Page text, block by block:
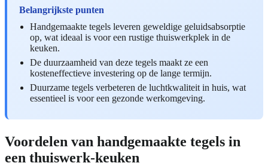
Belangrijkste punten
Handgemaakte tegels leveren geweldige geluidsabsorptie
op, wat ideaal is voor een rustige thuiswerkplek in de
keuken.
De duurzaamheid van deze tegels maakt ze een
kosteneffectieve investering op de lange termijn.
Duurzame tegels verbeteren de luchtkwaliteit in huis, wat
essentieel is voor een gezonde werkomgeving.
Voordelen van handgemaakte tegels in
een thuiswerk-keuken